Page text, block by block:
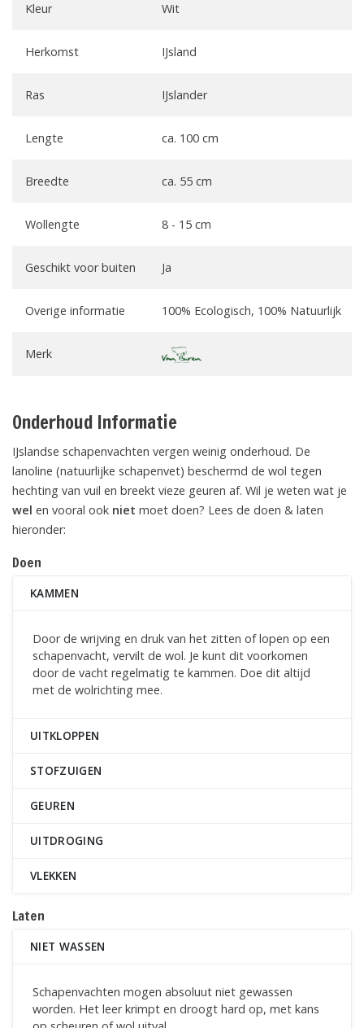
Kleur Wit
Herkomst IJsland
Ras IJslander
Lengte ca. 100 cm
Breedte ca. 55 cm
Wollengte 8 - 15 cm
Geschikt voor buiten Ja
Overige informatie 100% Ecologisch, 100% Natuurlijk
Merk
Onderhoud Informatie
IJslandse schapenvachten vergen weinig onderhoud. De
lanoline (natuurlijke schapenvet) beschermd de wol tegen
hechting van vuil en breekt vieze geuren af. Wil je weten wat je
wel en vooral ook niet moet doen? Lees de doen & laten
hieronder:
Doen
KAMMEN
Door de wrijving en druk van het zitten of lopen op een
schapenvacht, vervilt de wol. Je kunt dit voorkomen
door de vacht regelmatig te kammen. Doe dit altijd
met de wolrichting mee.
UITKLOPPEN
STOFZUIGEN
GEUREN
UITDROGING
VLEKKEN
Laten
NIET WASSEN
Schapenvachten mogen absoluut niet gewassen
worden. Het leer krimpt en droogt hard op, met kans